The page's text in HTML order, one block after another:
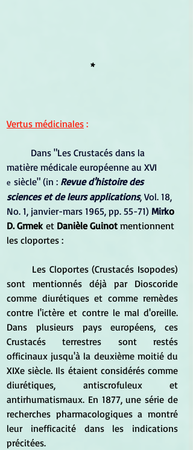
*
Vertus médicinales :
Dans "Les Crustacés dans la
matière médicale européenne au XVI
e siècle" (in : Revue d'histoire des
sciences et de leurs applications, Vol. 18,
No. 1, janvier-mars 1965, pp. 55-71) Mirko
D. Grmek et Danièle Guinot mentionnent
les cloportes :
sont mentionnés déjà par Dioscoride
comme diurétiques et comme remèdes
contre l'ictère et contre le mal d'oreille.
Dans plusieurs pays européens, ces
Crustacés terrestres sont restés
officinaux jusqu'à la deuxième moitié du
XIXe siècle. Ils étaient considérés comme
diurétiques, antiscrofuleux et
antirhumatismaux. En 1877, une série de
recherches pharmacologiques a montré
leur inefficacité dans les indications
précitées.